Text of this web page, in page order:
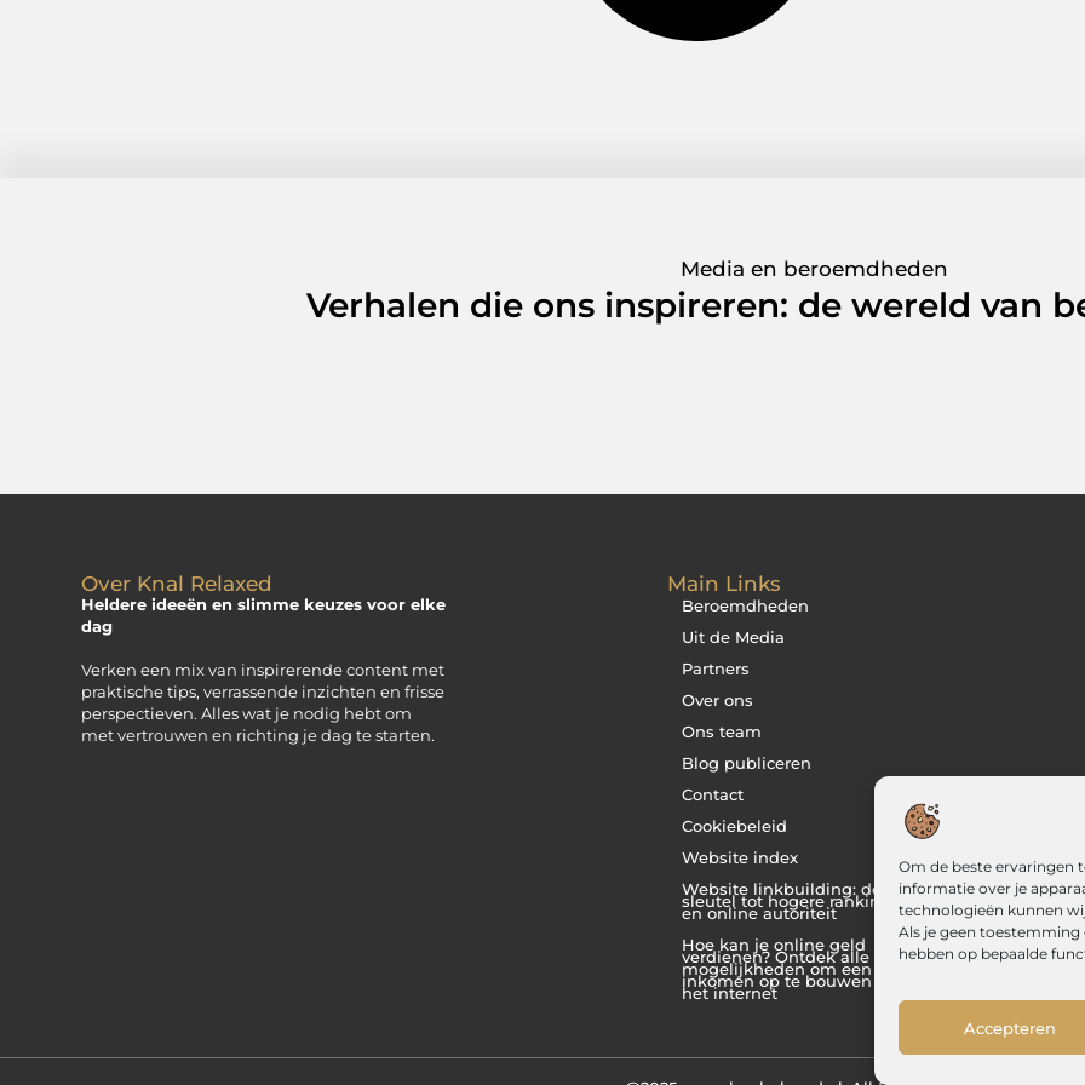
Om de beste ervaringen
informatie over je
technologieën kunnen
Als je geen
hebben op bepaalde
Accepteren
Media en beroemdheden
Verhalen die ons inspireren: de wereld van
Over Knal Relaxed
Heldere ideeën en slimme keuzes voor elke
dag
Verken een mix van inspirerende content met
praktische tips, verrassende inzichten en frisse
perspectieven. Alles wat je nodig hebt om
met vertrouwen en richting je dag te starten.
Main Links
Beroemdheden
Uit de Media
Partners
Over ons
Ons team
Blog publiceren
Contact
Cookiebeleid
Website index
Website linkbuilding: de
sleutel tot hogere rankings
en online autoriteit
Hoe kan je online geld
verdienen? Ontdek alle
mogelijkheden om een
inkomen op te bouwen via
het internet